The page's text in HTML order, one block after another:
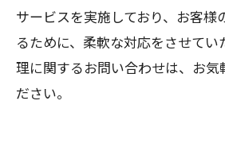
サービスを実施しており、お客様
るために、柔軟な対応をさせてい
理に関するお問い合わせは、お気
ださい。